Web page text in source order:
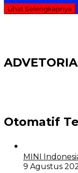
Lihat Selengkapnya
Otomatif
MINI
9 Agustus